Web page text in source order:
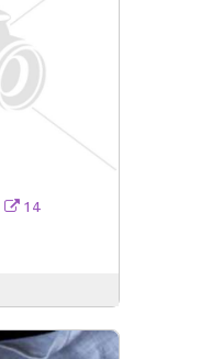
14